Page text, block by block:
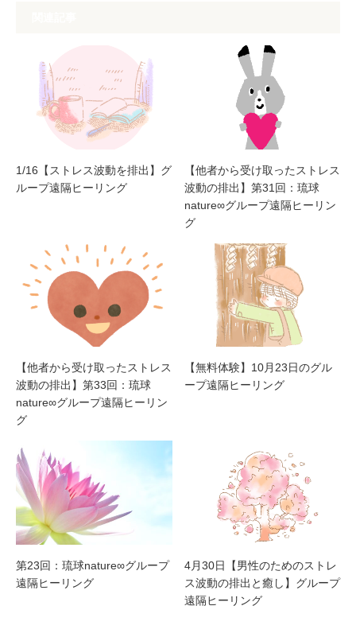
1/16【ストレス波動を排出】グ
ループ遠隔ヒーリング
【他者から受け取ったストレス
波動の排出】第31回：琉球
nature∞グループ遠隔ヒーリン
グ
【他者から受け取ったストレス
波動の排出】第33回：琉球
nature∞グループ遠隔ヒーリン
グ
【無料体験】10月23日のグル
ープ遠隔ヒーリング
第23回：琉球nature∞グループ
遠隔ヒーリング
4月30日【男性のためのストレ
ス波動の排出と癒し】グループ
遠隔ヒーリング